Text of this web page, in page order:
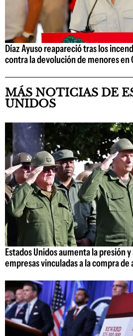
Díaz Ayuso reapareció tras los
contra la devolución de menores en
MÁS NOTICIAS DE
UNIDOS
Estados Unidos aumenta la presión
empresas vinculadas a la compra de